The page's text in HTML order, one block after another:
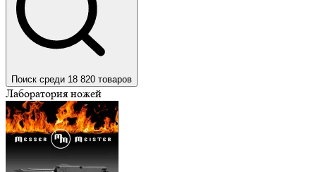
Поиск среди 18 820 товаров
Лаборатория ножей